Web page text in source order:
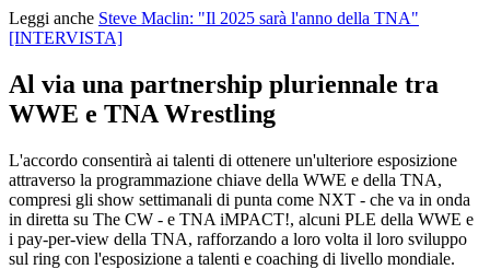
Leggi anche Steve Maclin: "Il 2025 sarà l'anno della TNA"
[INTERVISTA]
Al via una partnership pluriennale tra
WWE e TNA Wrestling
L'accordo consentirà ai talenti di ottenere un'ulteriore esposizione
attraverso la programmazione chiave della WWE e della TNA,
compresi gli show settimanali di punta come NXT - che va in onda
in diretta su The CW - e TNA iMPACT!, alcuni PLE della WWE e
i pay-per-view della TNA, rafforzando a loro volta il loro sviluppo
sul ring con l'esposizione a talenti e coaching di livello mondiale.